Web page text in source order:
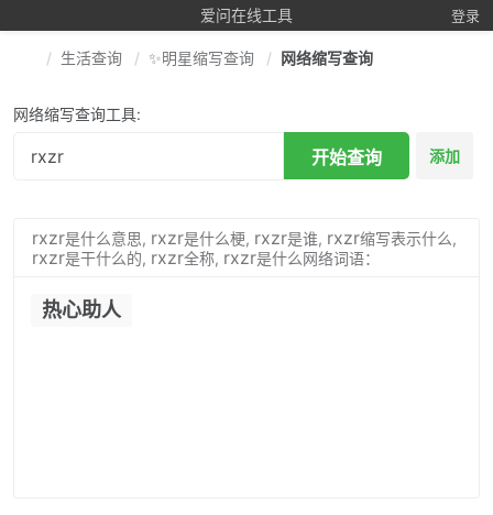
爱问在线工具 登录
生活查询 ✨明星缩写查询 网络缩写查询
网络缩写查询工具:
开始查询 添加
rxzr是什么意思, rxzr是什么梗, rxzr是谁, rxzr缩写表示什么,
rxzr是干什么的, rxzr全称, rxzr是什么网络词语：
热心助人